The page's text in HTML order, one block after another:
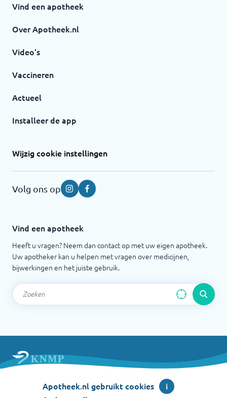
Vind een apotheek
Over Apotheek.nl
Video's
Vaccineren
Actueel
Installeer de app
Wijzig cookie instellingen
Volg ons op InstagramFacebook
Vind een apotheek
Heeft u vragen? Neem dan contact op met uw eigen apotheek.
Uw apotheker kan u helpen met vragen over medicijnen,
bijwerkingen en het juiste gebruik.
Nederlandse Maatschappij ter bevordering der
Apotheek.nl gebruikt cookies i